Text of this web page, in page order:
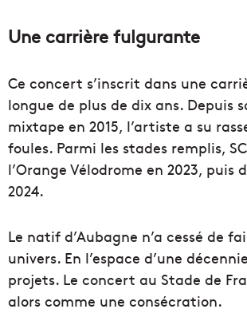
Une carrière fulgurante
Ce concert s’inscrit dans une
longue de plus de dix ans. Depuis
mixtape en 2015, l’artiste a su
foules. Parmi les stades remplis,
l’Orange Vélodrome en 2023, puis
2024.
Le natif d’Aubagne n’a cessé de
univers. En l’espace d’une
projets. Le concert au Stade de
alors comme une consécration.